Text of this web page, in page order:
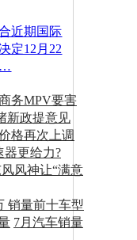
近期国际
定12月22
…
务MPV要害
新政提意见
格再次上调
器更给力?
风神让“满意
销量前十车型
7月汽车销量